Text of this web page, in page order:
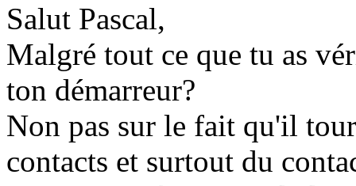
Salut Pascal,
Malgré tout ce que tu as
ton démarreur?
Non pas sur le fait qu'il
contacts et surtout du